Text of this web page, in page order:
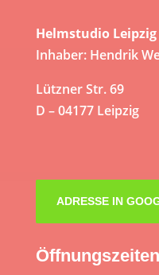
Helmstudio Leipzig
Inhaber: Hendrik
Lützner Str. 69
D – 04177 Leipzig
ADRESSE IN
Öffnungszeiten